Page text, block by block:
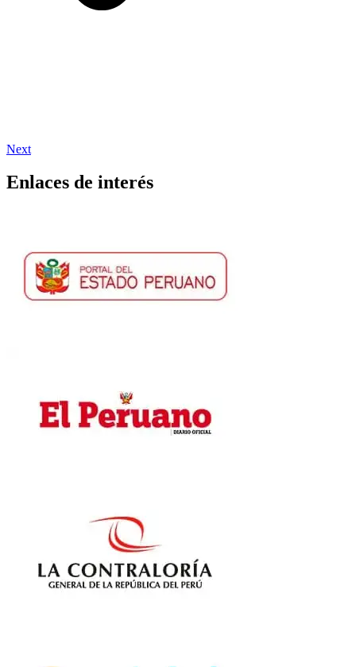
Next
Enlaces de interés